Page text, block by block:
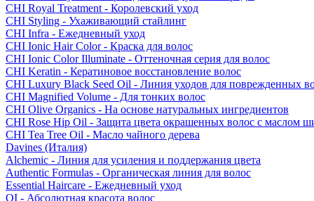
CHI Royal Treatment - Королевский уход
CHI Styling - Ухаживающий стайлинг
CHI Infra - Ежедневный уход
CHI Ionic Hair Color - Краска для волос
CHI Ionic Color Illuminate - Оттеночная серия для волос
CHI Keratin - Кератиновое восстановление волос
CHI Luxury Black Seed Oil - Линия уходов для поврежденных
CHI Magnified Volume - Для тонких волос
CHI Olive Organics - На основе натуральных ингредиентов
CHI Rose Hip Oil - Защита цвета окрашенных волос с маслом
CHI Tea Tree Oil - Масло чайного дерева
Davines (Италия)
Alchemic - Линия для усиления и поддержания цвета
Authentic Formulas - Органическая линия для волос
Essential Haircare - Eжедневный уход
OI - Абсолютная красота волос